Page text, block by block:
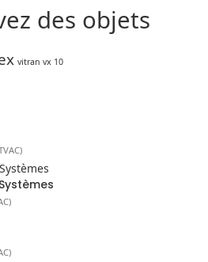
des objets
vitran vx 10